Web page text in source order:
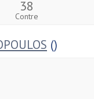
38
Contre
()